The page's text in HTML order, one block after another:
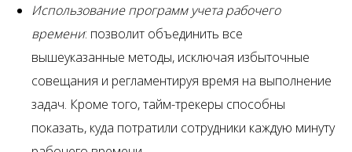
Использование программ учета рабочего
времени: позволит объединить все
вышеуказанные методы, исключая избыточные
совещания и регламентируя время на выполнение
задач. Кроме того, тайм-трекеры способны
показать, куда потратили сотрудники каждую минуту